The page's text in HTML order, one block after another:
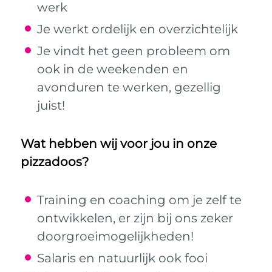
werk
Je werkt ordelijk en overzichtelijk
Je vindt het geen probleem om
ook in de weekenden en
avonduren te werken, gezellig
juist!
Wat hebben wij voor jou in onze
pizzadoos?
Training en coaching om je zelf te
ontwikkelen, er zijn bij ons zeker
doorgroeimogelijkheden!
Salaris en natuurlijk ook fooi